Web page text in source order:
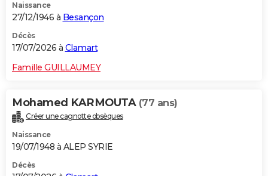
Naissance
27/12/1946 à Besançon
Décès
17/07/2026 à Clamart
Famille GUILLAUMEY
Mohamed KARMOUTA (77 ans)
Créer une cagnotte obsèques
Naissance
19/07/1948 à ALEP SYRIE
Décès